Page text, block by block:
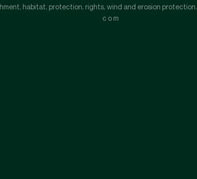
habitat, protection, rights, wind and erosion
c o m